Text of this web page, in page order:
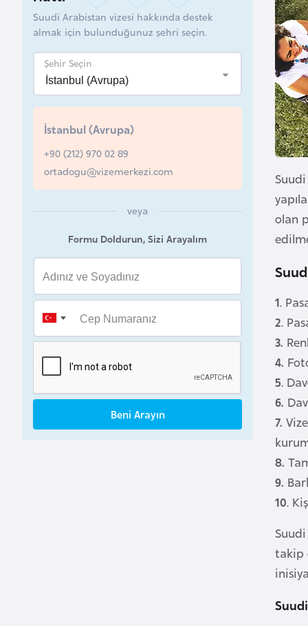
olan
1.
2.
3.
4.
5.
6.
7.
8.
9.
10.
takip
Suudi Arabistan vizesi hakkında destek
almak için bulunduğunuz şehri seçin.
Şehir Seçin
İstanbul (Avrupa)
+90 (212) 970 02 89
ortadogu@vizemerkezi.com
veya
Formu Doldurun, Sizi Arayalım
Beni Arayın
B
e
l
a
r
s
B
l
ç
e
n
n